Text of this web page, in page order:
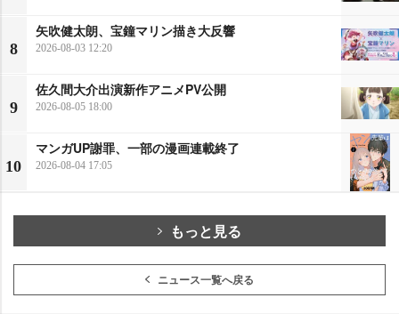
8
矢吹健太朗、宝鐘マリン描き大反響
2026-08-03 12:20
9
佐久間大介出演新作アニメPV公開
2026-08-05 18:00
10
マンガUP謝罪、一部の漫画連載終了
2026-08-04 17:05
もっと見る
ニュース一覧へ戻る